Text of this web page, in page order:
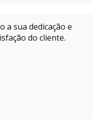
a sua dedicação e
do cliente.